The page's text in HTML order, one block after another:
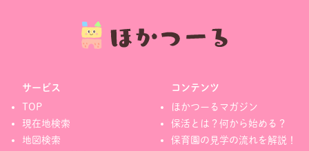
サービス
TOP
現在地検索
地図検索
コンテンツ
ほかつーるマガジン
保活とは？何から始める？
保育園の見学の流れを解説！